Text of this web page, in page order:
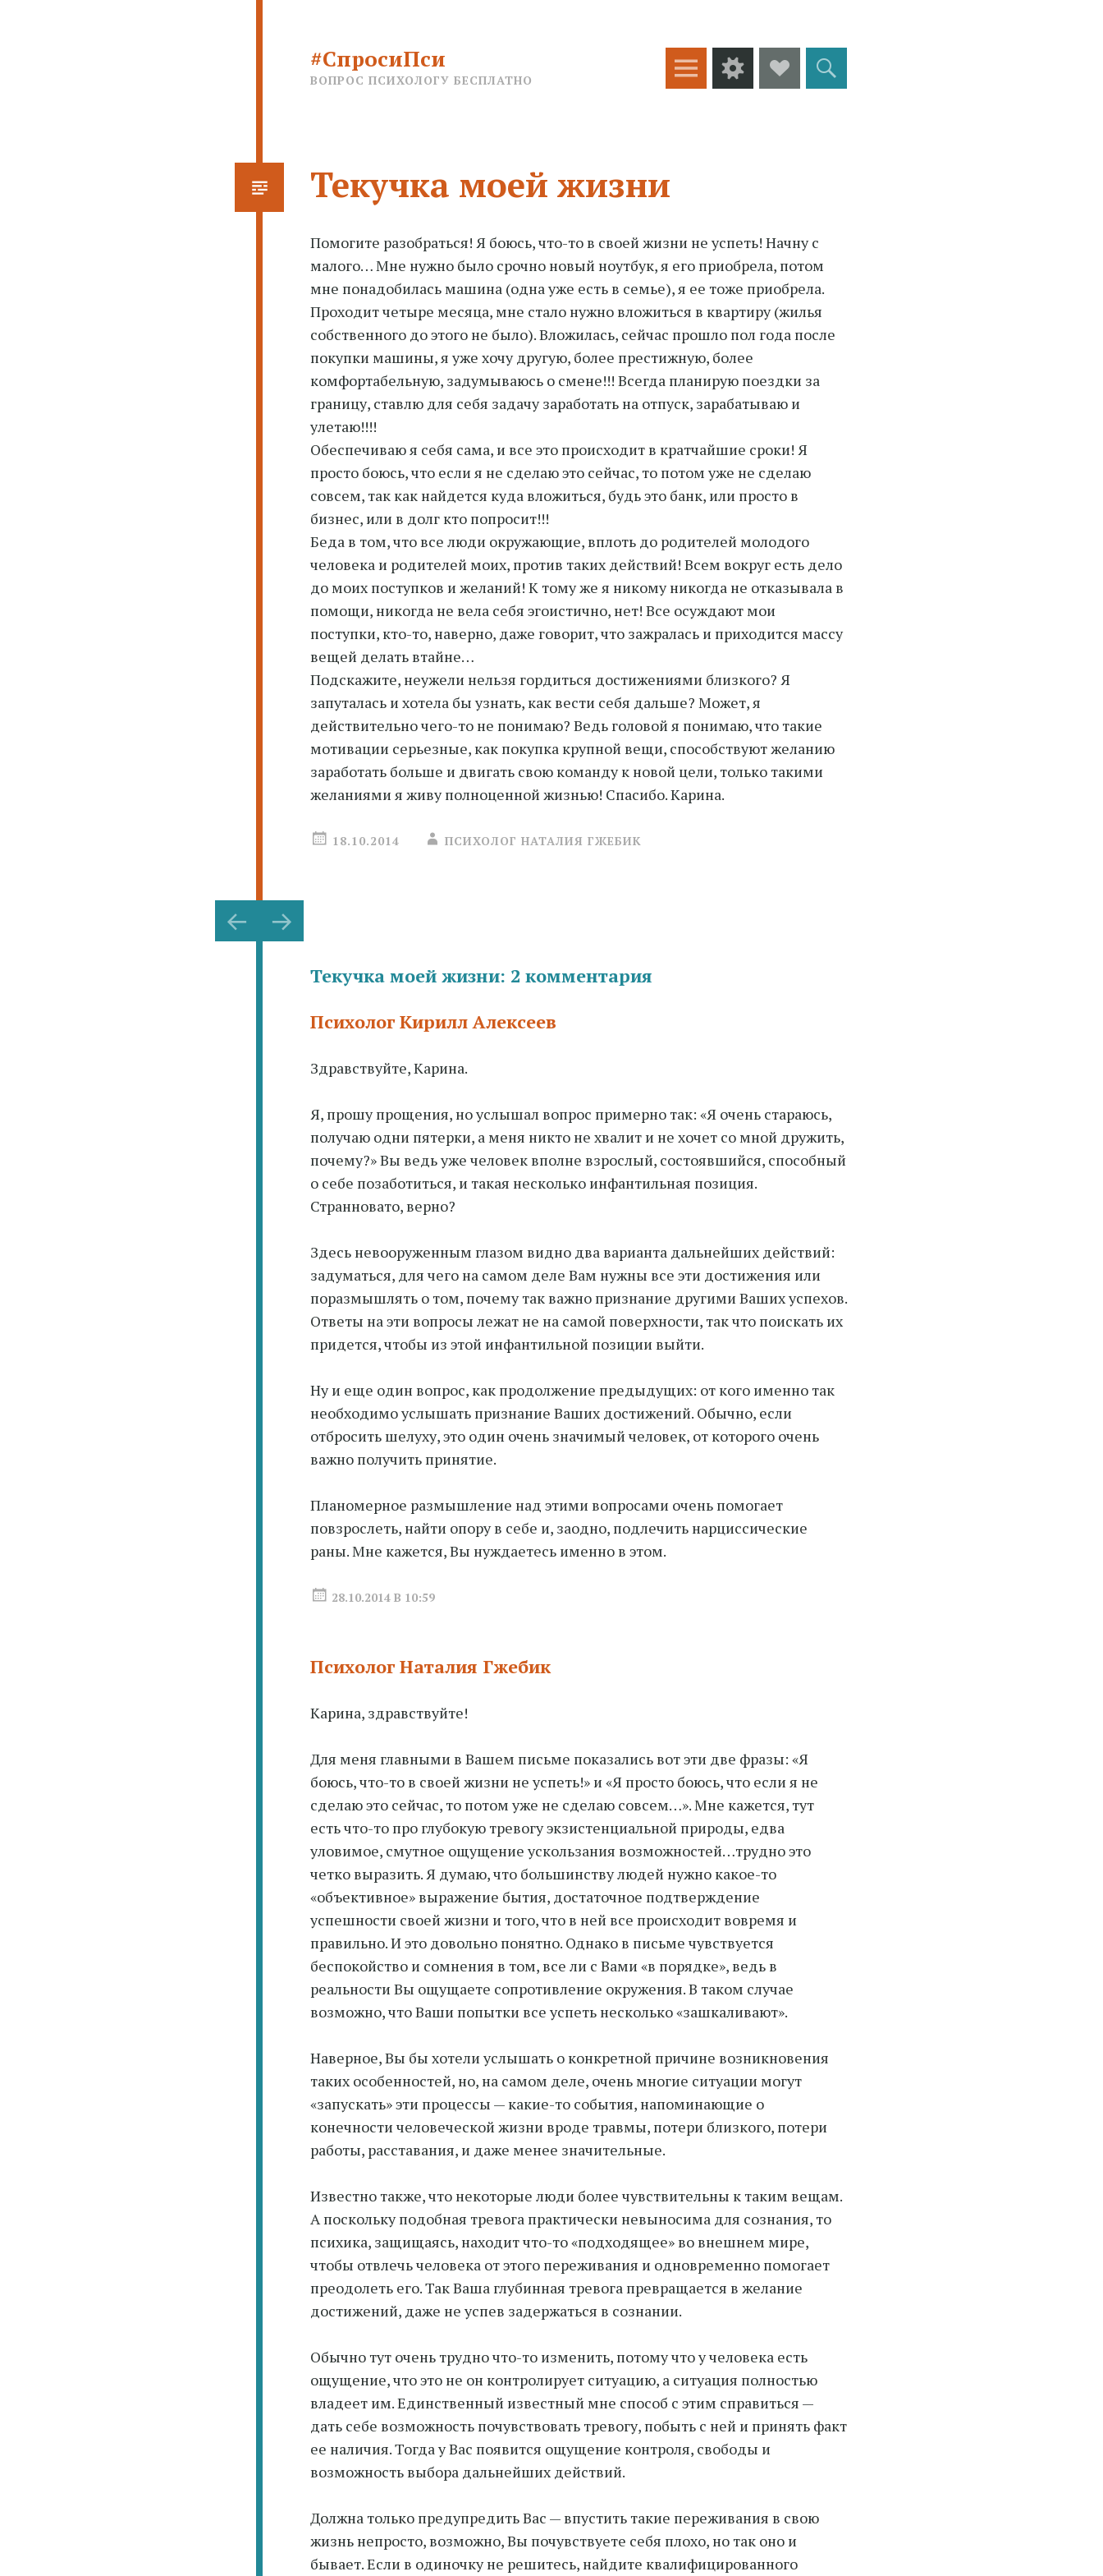
#СпросиПси
ВОПРОС ПСИХОЛОГУ БЕСПЛАТНО
Меню ВиджетыSocial
Links
Поиск
Текучка моей жизни
Помогите разобраться! Я боюсь, что-то в своей жизни не успеть! Начну с
малого… Мне нужно было срочно новый ноутбук, я его приобрела, потом
мне понадобилась машина (одна уже есть в семье), я ее тоже приобрела.
Проходит четыре месяца, мне стало нужно вложиться в квартиру (жилья
собственного до этого не было). Вложилась, сейчас прошло пол года после
покупки машины, я уже хочу другую, более престижную, более
комфортабельную, задумываюсь о смене!!! Всегда планирую поездки за
границу, ставлю для себя задачу заработать на отпуск, зарабатываю и
улетаю!!!!
Обеспечиваю я себя сама, и все это происходит в кратчайшие сроки! Я
просто боюсь, что если я не сделаю это сейчас, то потом уже не сделаю
совсем, так как найдется куда вложиться, будь это банк, или просто в
бизнес, или в долг кто попросит!!!
Беда в том, что все люди окружающие, вплоть до родителей молодого
человека и родителей моих, против таких действий! Всем вокруг есть дело
до моих поступков и желаний! К тому же я никому никогда не отказывала в
помощи, никогда не вела себя эгоистично, нет! Все осуждают мои
поступки, кто-то, наверно, даже говорит, что зажралась и приходится массу
вещей делать втайне…
Подскажите, неужели нельзя гордиться достижениями близкого? Я
запуталась и хотела бы узнать, как вести себя дальше? Может, я
действительно чего-то не понимаю? Ведь головой я понимаю, что такие
мотивации серьезные, как покупка крупной вещи, способствуют желанию
заработать больше и двигать свою команду к новой цели, только такими
желаниями я живу полноценной жизнью! Спасибо. Карина.
18.10.2014 ПСИХОЛОГ НАТАЛИЯ ГЖЕБИК
Навигация
по
записямТекучка моей жизни: 2 комментария
Психолог Кирилл Алексеев
Здравствуйте, Карина.
Я, прошу прощения, но услышал вопрос примерно так: «Я очень стараюсь,
получаю одни пятерки, а меня никто не хвалит и не хочет со мной дружить,
почему?» Вы ведь уже человек вполне взрослый, состоявшийся, способный
о себе позаботиться, и такая несколько инфантильная позиция.
Странновато, верно?
Здесь невооруженным глазом видно два варианта дальнейших действий:
задуматься, для чего на самом деле Вам нужны все эти достижения или
поразмышлять о том, почему так важно признание другими Ваших успехов.
Ответы на эти вопросы лежат не на самой поверхности, так что поискать их
придется, чтобы из этой инфантильной позиции выйти.
Ну и еще один вопрос, как продолжение предыдущих: от кого именно так
необходимо услышать признание Ваших достижений. Обычно, если
отбросить шелуху, это один очень значимый человек, от которого очень
важно получить принятие.
Планомерное размышление над этими вопросами очень помогает
повзрослеть, найти опору в себе и, заодно, подлечить нарциссические
раны. Мне кажется, Вы нуждаетесь именно в этом.
28.10.2014 В 10:59
Психолог Наталия Гжебик
Карина, здравствуйте!
Для меня главными в Вашем письме показались вот эти две фразы: «Я
боюсь, что-то в своей жизни не успеть!» и «Я просто боюсь, что если я не
сделаю это сейчас, то потом уже не сделаю совсем…». Мне кажется, тут
есть что-то про глубокую тревогу экзистенциальной природы, едва
уловимое, смутное ощущение ускользания возможностей…трудно это
четко выразить. Я думаю, что большинству людей нужно какое-то
«объективное» выражение бытия, достаточное подтверждение
успешности своей жизни и того, что в ней все происходит вовремя и
правильно. И это довольно понятно. Однако в письме чувствуется
беспокойство и сомнения в том, все ли с Вами «в порядке», ведь в
реальности Вы ощущаете сопротивление окружения. В таком случае
возможно, что Ваши попытки все успеть несколько «зашкаливают».
Наверное, Вы бы хотели услышать о конкретной причине возникновения
таких особенностей, но, на самом деле, очень многие ситуации могут
«запускать» эти процессы — какие-то события, напоминающие о
конечности человеческой жизни вроде травмы, потери близкого, потери
работы, расставания, и даже менее значительные.
Известно также, что некоторые люди более чувствительны к таким вещам.
А поскольку подобная тревога практически невыносима для сознания, то
психика, защищаясь, находит что-то «подходящее» во внешнем мире,
чтобы отвлечь человека от этого переживания и одновременно помогает
преодолеть его. Так Ваша глубинная тревога превращается в желание
достижений, даже не успев задержаться в сознании.
Обычно тут очень трудно что-то изменить, потому что у человека есть
ощущение, что это не он контролирует ситуацию, а ситуация полностью
владеет им. Единственный известный мне способ с этим справиться —
дать себе возможность почувствовать тревогу, побыть с ней и принять факт
ее наличия. Тогда у Вас появится ощущение контроля, свободы и
возможность выбора дальнейших действий.
Должна только предупредить Вас — впустить такие переживания в свою
жизнь непросто, возможно, Вы почувствуете себя плохо, но так оно и
бывает. Если в одиночку не решитесь, найдите квалифицированного